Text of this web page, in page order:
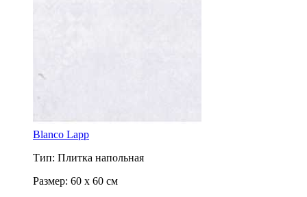
Blanco Lapp
Тип: Плитка напольная
Размер: 60 x 60 см